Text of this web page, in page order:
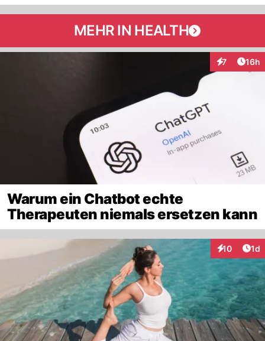
MEHR IN HEALTH
7 16h
Warum ein Chatbot echte
Therapeuten niemals ersetzen kann
10 1d